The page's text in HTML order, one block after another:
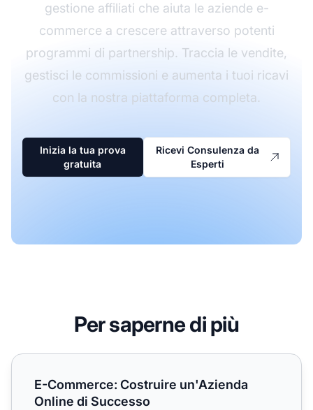
gestione affiliati che aiuta le aziende e-
commerce a crescere attraverso potenti
programmi di partnership. Traccia le vendite,
gestisci le commissioni e aumenta i tuoi ricavi
con la nostra piattaforma completa.
Inizia la tua prova
gratuita
Ricevi Consulenza da
Esperti
Per saperne di più
E-Commerce: Costruire un'Azienda Online di Successo
E-Commerce: Costruire un'Azienda
Online di Successo